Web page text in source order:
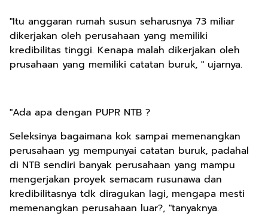
"Itu anggaran rumah susun seharusnya 73 miliar
dikerjakan oleh perusahaan yang memiliki
kredibilitas tinggi. Kenapa malah dikerjakan oleh
prusahaan yang memiliki catatan buruk, " ujarnya.
"Ada apa dengan PUPR NTB ?
Seleksinya bagaimana kok sampai memenangkan
perusahaan yg mempunyai catatan buruk, padahal
di NTB sendiri banyak perusahaan yang mampu
mengerjakan proyek semacam rusunawa dan
kredibilitasnya tdk diragukan lagi, mengapa mesti
memenangkan perusahaan luar?, "tanyaknya.